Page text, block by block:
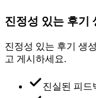
진정성 있는 후기
진정성 있는 후기 생
고 게시하세요.
진실된 피드